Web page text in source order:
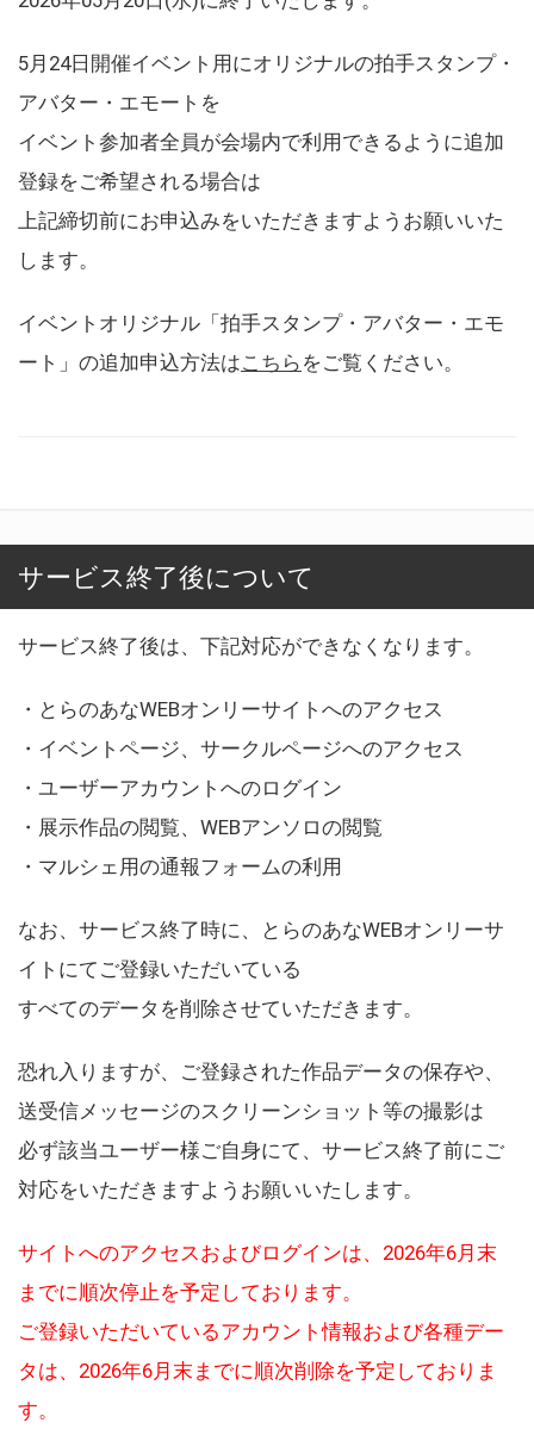
5月24日開催イベント用にオリジナルの拍手スタンプ・
アバター・エモートを
イベント参加者全員が会場内で利用できるように追加
登録をご希望される場合は
上記締切前にお申込みをいただきますようお願いいた
します。
イベントオリジナル「拍手スタンプ・アバター・エモ
ート」の追加申込方法はこちら をご覧ください。
サービス終了後について
サービス終了後は、下記対応ができなくなります。
・とらのあなWEBオンリーサイトへのアクセス
・イベントページ、サークルページへのアクセス
・ユーザーアカウントへのログイン
・展示作品の閲覧、WEBアンソロの閲覧
・マルシェ用の通報フォームの利用
なお、サービス終了時に、とらのあなWEBオンリーサ
イトにてご登録いただいている
すべてのデータを削除させていただきます。
恐れ入りますが、ご登録された作品データの保存や、
送受信メッセージのスクリーンショット等の撮影は
必ず該当ユーザー様ご自身にて、サービス終了前にご
対応をいただきますようお願いいたします。
サイトへのアクセスおよびログインは、2026年6月末
までに順次停止を予定しております。
ご登録いただいているアカウント情報および各種デー
タは、2026年6月末までに順次削除を予定しておりま
す。